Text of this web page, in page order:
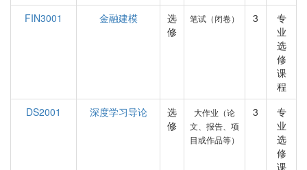
FIN3001
金融建模
选
修
笔试（闭卷） 3
专
业
选
修
课
程
DS2001
深度学习导论
选
修
大作业（论
文、报告、项
目或作品等）
3
专
业
选
修
课